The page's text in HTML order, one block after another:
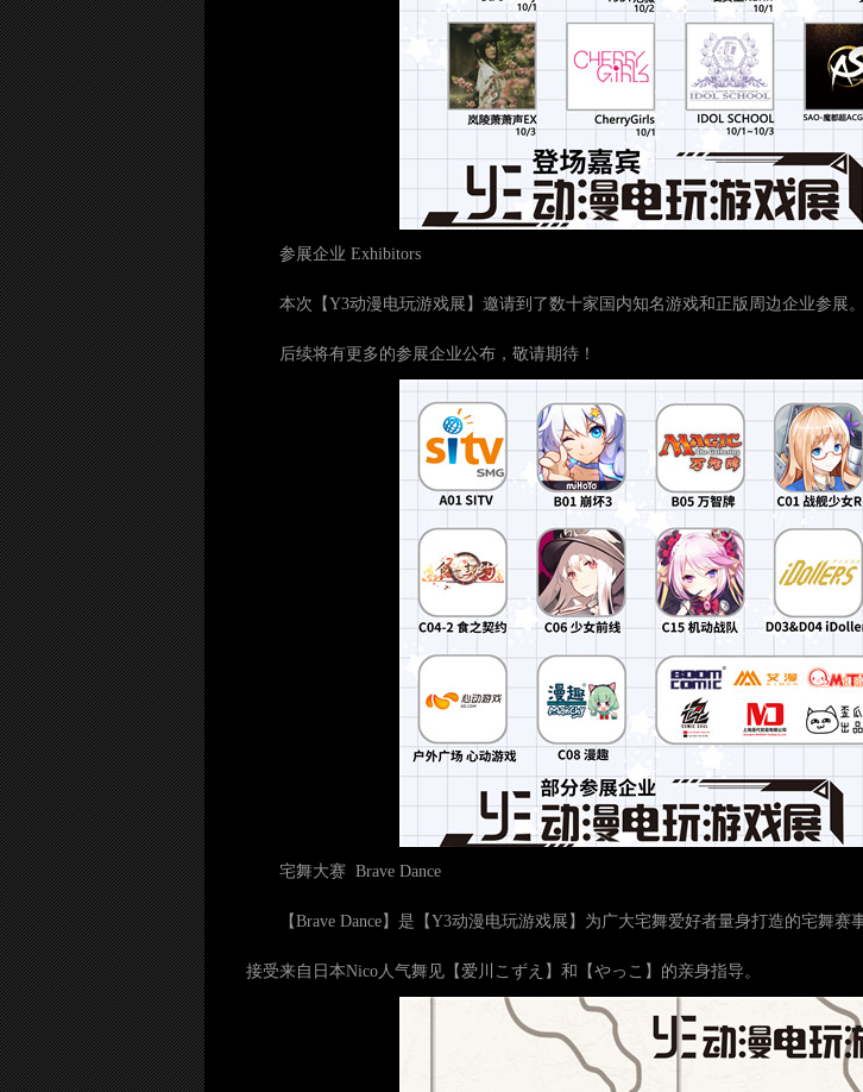
参展企业 Exhibitors
本次【Y3动漫电玩游戏展】邀请到了数十家国内知名游戏和正版周边企业参展。
后续将有更多的参展企业公布，敬请期待！
宅舞大赛 Brave Dance
【Brave Dance】是【Y3动漫电玩游戏展】为广大宅舞爱好者量身打造的宅舞
接受来自日本Nico人气舞见【爱川こずえ】和【やっこ】的亲身指导。